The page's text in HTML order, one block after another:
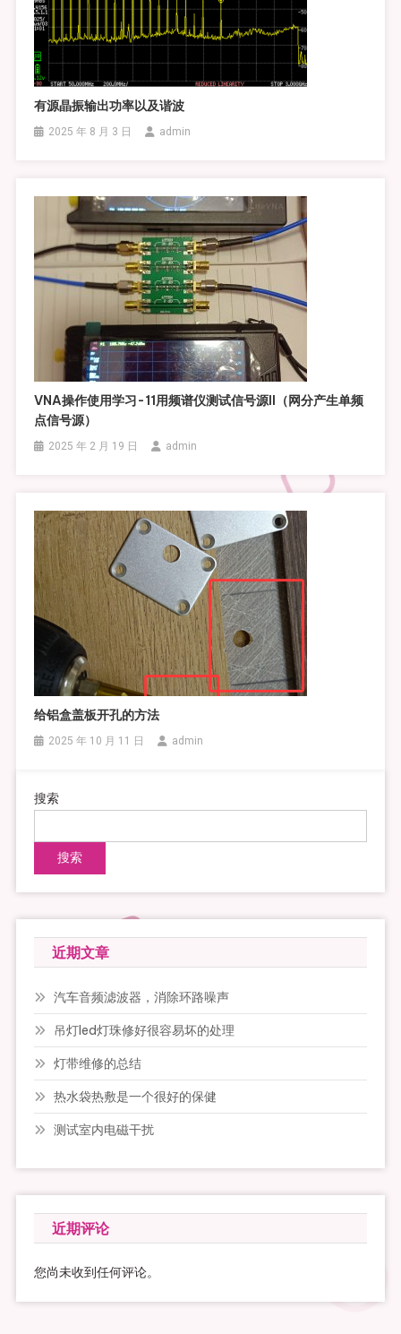
有源晶振输出功率以及谐波
2025 年 8 月 3 日 admin
VNA操作使用学习-11用频谱仪测试信号源II（网分产生单频
点信号源）
2025 年 2 月 19 日 admin
给铝盒盖板开孔的方法
2025 年 10 月 11 日 admin
搜索
搜索
近期文章
汽车音频滤波器，消除环路噪声
吊灯led灯珠修好很容易坏的处理
灯带维修的总结
热水袋热敷是一个很好的保健
测试室内电磁干扰
近期评论
您尚未收到任何评论。